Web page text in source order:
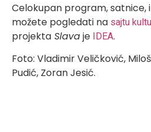
Celokupan program,
možete pogledati na sajtu
projekta Slavaje IDEA.
Foto: Vladimir Veličković,
Pudić, Zoran Jesić.